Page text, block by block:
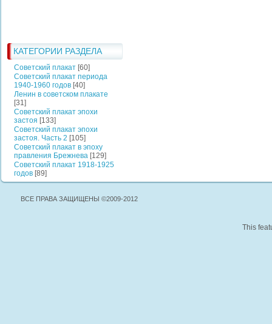
КАТЕГОРИИ РАЗДЕЛА
Советский плакат [60]
Советский плакат периода
1940-1960 годов [40]
Ленин в советском плакате
[31]
Советский плакат эпохи
застоя [133]
Советский плакат эпохи
застоя. Часть 2 [105]
Советский плакат в эпоху
правления Брежнева [129]
Советский плакат 1918-1925
годов [89]
ВСЕ ПРАВА ЗАЩИЩЕНЫ ©2009-2012
This